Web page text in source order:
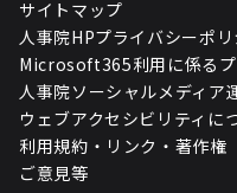
サイトマップ
人事院HPプライバシーポリ
Microsoft365利用に係る
人事院ソーシャルメディア
ウェブアクセシビリティに
利用規約・リンク・著作権
ご意見等